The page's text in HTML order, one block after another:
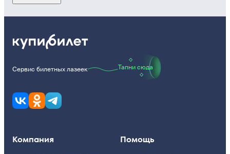
Сервис билетных лазеек Тапни сюда
Компания Помощь